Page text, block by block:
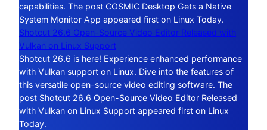
capabilities. The post COSMIC Desktop Gets a Native
System Monitor App appeared first on Linux Today.
Shotcut 26.6 Open-Source Video Editor Released with
Vulkan on Linux Support
Shotcut 26.6 is here! Experience enhanced performance
with Vulkan support on Linux. Dive into the features of
this versatile open-source video editing software. The
post Shotcut 26.6 Open-Source Video Editor Released
with Vulkan on Linux Support appeared first on Linux
Today.